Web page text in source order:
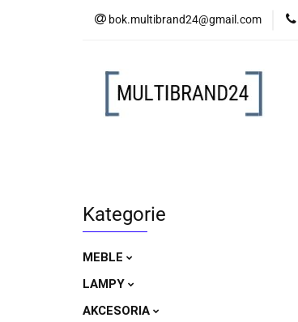
bok.multibrand24@gmail.com
MEBLE
Kategorie
MEBLE
LAMPY
AKCESORIA